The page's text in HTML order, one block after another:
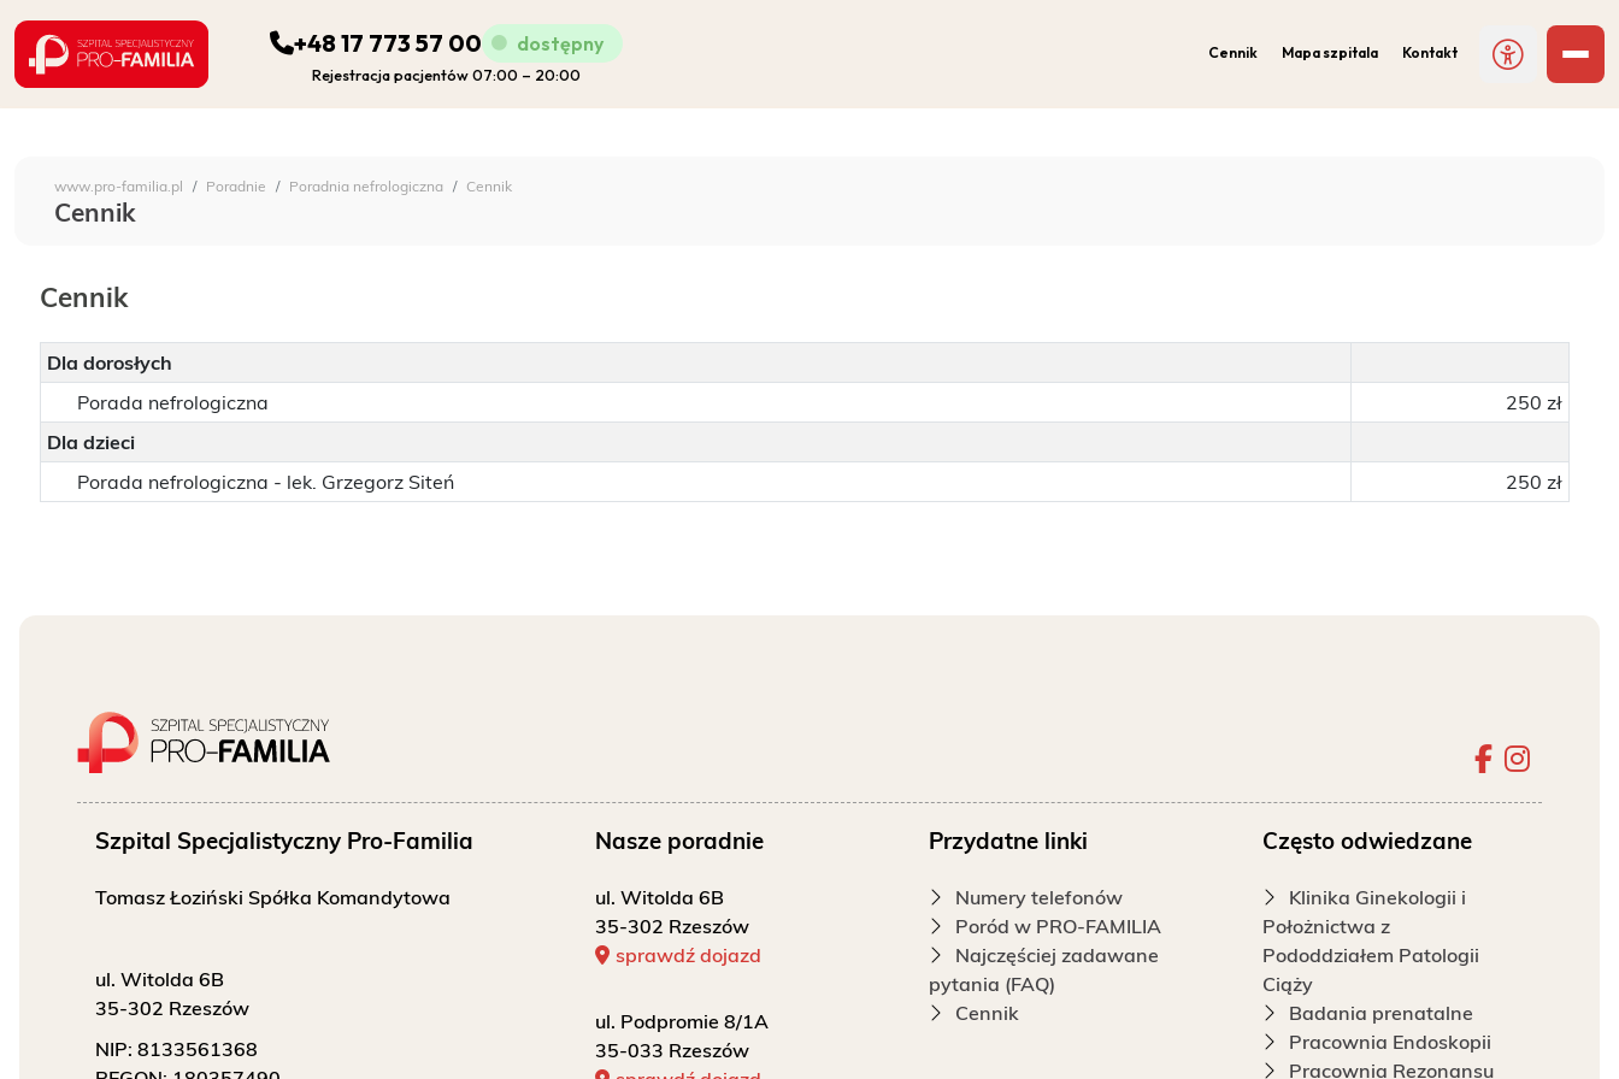
Szpital Specjalistyczny Pro-Familia
+48 17 773 57 00 dostępny
Rejestracja pacjentów 07:00 – 20:00
Cennik Mapa szpitala Kontakt
PORADNIE
DIAGNOSTYKA
POZOSTAŁA DZIAŁALNOŚĆ SZPITALA
DLA PACJENTA
STOMATOLOGIA
SZUKAJ
przez cały okres trwania ciąży
www.pro-familia.pl Poradnie Poradnia nefrologiczna Cennik
Cennik
Cennik
Dla dorosłych
Porada nefrologiczna
250 zł
Dla dzieci
Porada nefrologiczna - lek. Grzegorz Siteń
250 zł
Szpital
Szpital Specjalistyczny Pro-Familia
Tomasz Łoziński Spółka Komandytowa
ul. Witolda 6B
35-302 Rzeszów
NIP: 8133561368
Nasze poradnie
ul. Witolda 6B
35-302 Rzeszów
sprawdź dojazd
ul. Podpromie 8/1A
35-033 Rzeszów
Przydatne linki
Numery telefonów
Poród w PRO-FAMILIA
Najczęściej zadawane
pytania (FAQ)
Cennik
Często odwiedzane
Klinika Ginekologii i
Położnictwa z
Pododdziałem Patologii
Ciąży
Badania prenatalne
Pracownia Endoskopii
Pracownia Rezonansu